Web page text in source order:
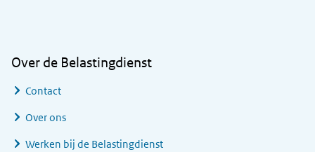
Over de Belastingdienst
Contact
Over ons
Werken bij de Belastingdienst